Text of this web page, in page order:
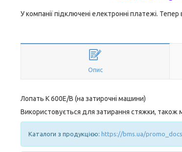
У компанії підключені електронні платежі.
Опис
Лопать К 600Е/В (на затирочні машини)
Використовується для затирання стяжки,
Каталоги з продукцією: https://bms.ua/promo_docs